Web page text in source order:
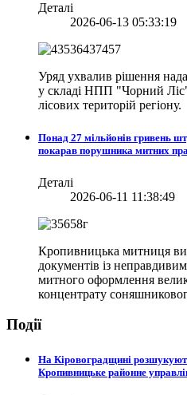
Деталі
2026-06-13 05:33:19
Уряд ухвалив рішення
у складі НПП "Чорний Ліс"
лісових територій регіону.
Понад 27 мільйонів гривень
покарав порушника митних
Деталі
2026-06-11 11:38:49
Кропивницька митниця
документів із
митного оформлення
концентрату
Події
На Кіровоградщині
Кропивницьке районне